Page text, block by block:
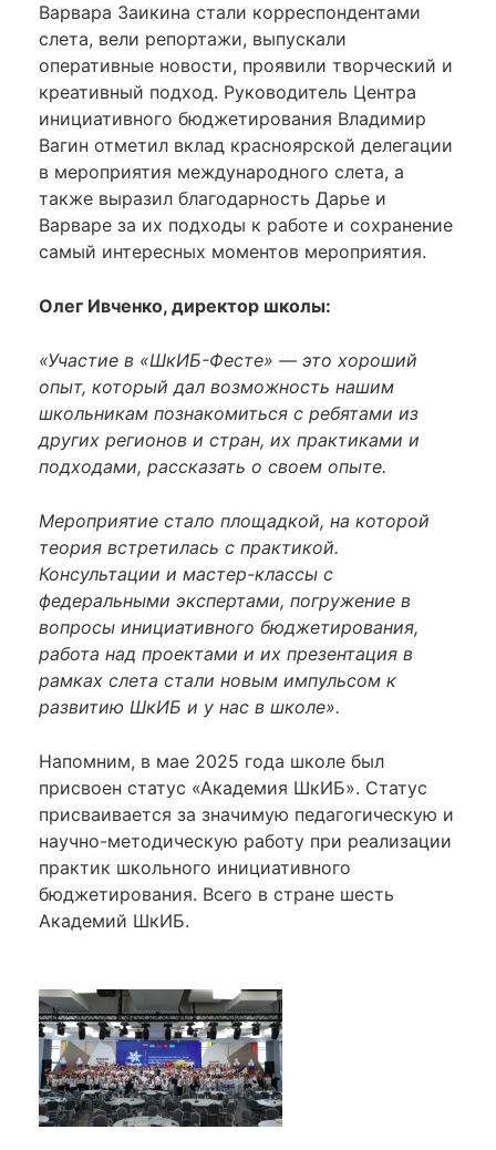
Варвара Заикина стали корреспондентами
слета, вели репортажи, выпускали
оперативные новости, проявили творческий и
креативный подход. Руководитель Центра
инициативного бюджетирования Владимир
Вагин отметил вклад красноярской делегации
в мероприятия международного слета, а
также выразил благодарность Дарье и
Варваре за их подходы к работе и сохранение
самый интересных моментов мероприятия.
Олег Ивченко, директор школы:
«Участие в «ШкИБ-Фесте» — это хороший
опыт, который дал возможность нашим
школьникам познакомиться с ребятами из
других регионов и стран, их практиками и
подходами, рассказать о своем опыте.
Мероприятие стало площадкой, на которой
теория встретилась с практикой.
Консультации и мастер-классы с
федеральными экспертами, погружение в
вопросы инициативного бюджетирования,
работа над проектами и их презентация в
рамках слета стали новым импульсом к
развитию ШкИБ и у нас в школе».
Напомним, в мае 2025 года школе был
присвоен статус «Академия ШкИБ». Статус
присваивается за значимую педагогическую и
научно-методическую работу при реализации
практик школьного инициативного
бюджетирования. Всего в стране шесть
Академий ШкИБ.